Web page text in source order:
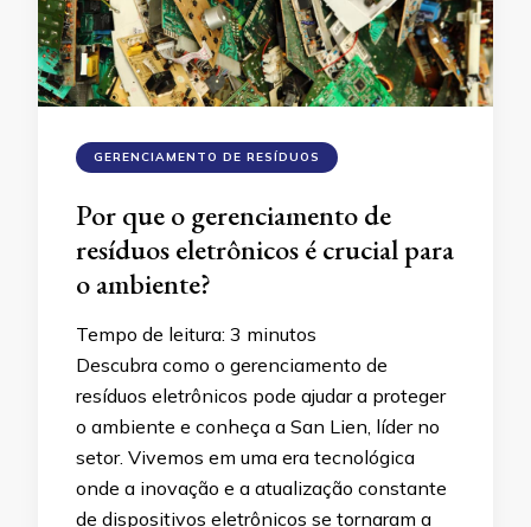
GERENCIAMENTO DE RESÍDUOS
Por que o gerenciamento de
resíduos eletrônicos é crucial para
o ambiente?
Tempo de leitura: 3 minutos
Descubra como o gerenciamento de
resíduos eletrônicos pode ajudar a proteger
o ambiente e conheça a San Lien, líder no
setor. Vivemos em uma era tecnológica
onde a inovação e a atualização constante
de dispositivos eletrônicos se tornaram a